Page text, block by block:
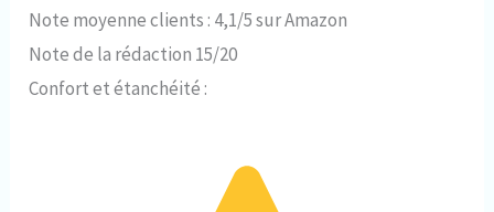
Note moyenne clients : 4,1/5 sur Amazon
Note de la rédaction 15/20
Confort et étanchéité :